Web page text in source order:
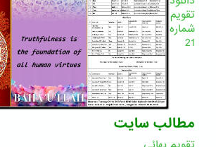
تقویم
شماره
21
مطالب سایت